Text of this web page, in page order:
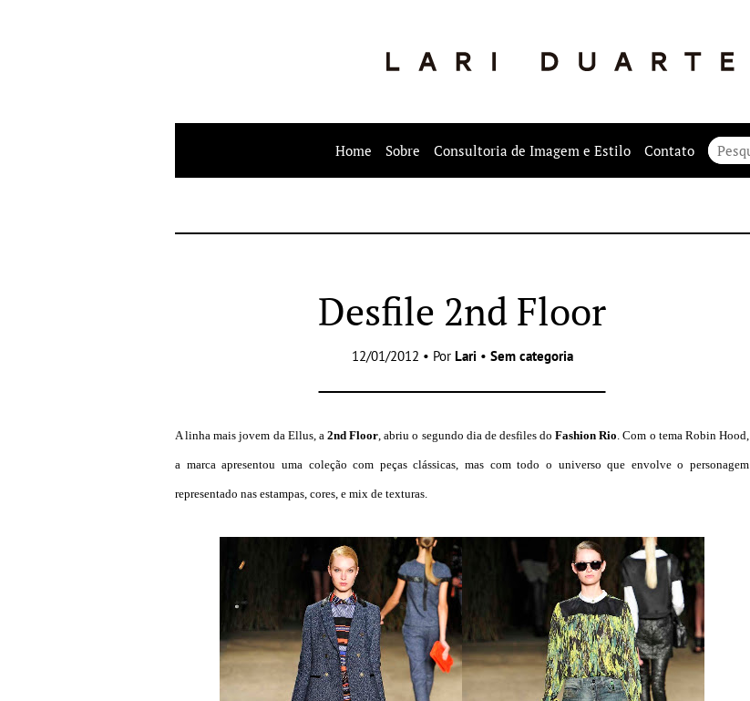
Home Sobre Consultoria de Imagem e Estilo Contato
Desfile 2nd Floor
12/01/2012 • Por Lari • Sem categoria
A linha mais jovem da Ellus, a 2nd Floor, abriu o segundo dia de desfiles doFashion Rio. Com o tema Robin Hood,
a marca apresentou uma coleção com peças clássicas, mas com todo o universo que envolve o personagem
representado nas estampas, cores, e mix de texturas.